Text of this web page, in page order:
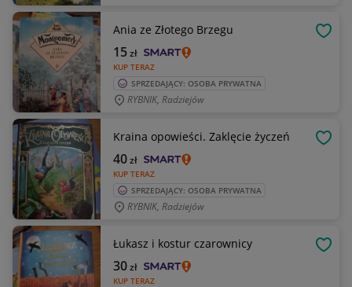
Ania ze Złotego Brzegu
KUP TERAZ
15zł
SPRZEDAJĄCY: OSOBA PRYWATNA
RYBNIK, Radziejów
Kraina opowieści. Zaklęcie życzeń
KUP TERAZ
40zł
SPRZEDAJĄCY: OSOBA PRYWATNA
RYBNIK, Radziejów
Łukasz i kostur czarownicy
KUP TERAZ
30zł